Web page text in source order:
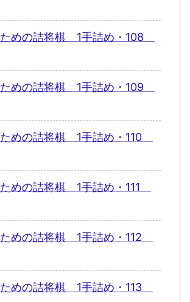
めの詰将棋 1手詰め・108
めの詰将棋 1手詰め・109
めの詰将棋 1手詰め・110
めの詰将棋 1手詰め・111
めの詰将棋 1手詰め・112
めの詰将棋 1手詰め・113